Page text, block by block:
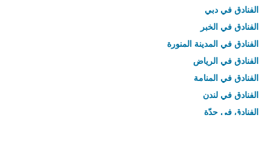
الفنادق في دبي
الفنادق في الخبر
الفنادق في المدينة المنورة
الفنادق في الرياض
الفنادق في المنامة
الفنادق في لندن
الفنادق في جدّة